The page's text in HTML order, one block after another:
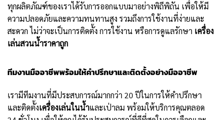
ทุกผลิตภัณฑ์ของเราได้รับการออกแบบมาอย่างพิถีพิถัน เพื่อให้มี
ความปลอดภัยและความทนทานสูง รวมถึงการใช้งานที่ง่ายและ
สะดวก ไม่ว่าจะเป็นการติดตั้ง การใช้งาน หรือการดูแลรักษา เครื่อง
เล่นสวนน้ำราคาถูก
ทีมงานมืออาชีพพร้อมให้คำปรึกษาและติดตั้งอย่างมืออาชีพ
เรามีทีมงานที่มีประสบการณ์มากกว่า 20 ปีในการให้คำปรึกษา
และติดตั้งเครื่องเล่นในน้ำและเป่าลม พร้อมให้บริการคุณตลอด